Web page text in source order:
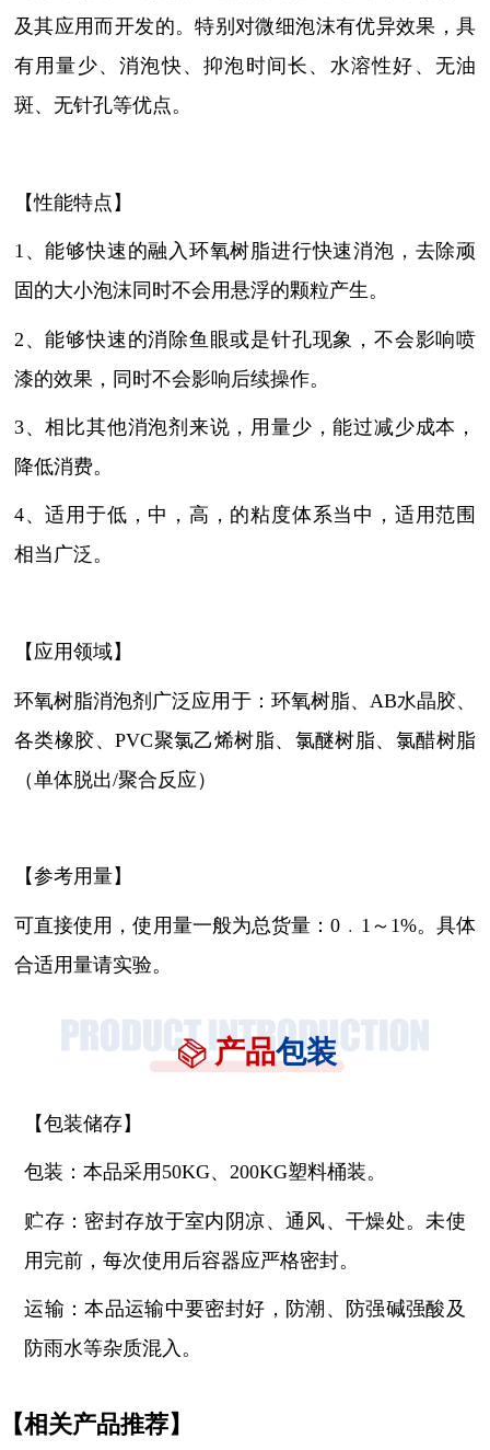
及其应用而开发的。特别对微细泡沫有优异效果，具
有用量少、消泡快、抑泡时间长、水溶性好、无油
斑、无针孔等优点。
【性能特点】
1、能够快速的融入环氧树脂进行快速消泡，去除顽
固的大小泡沫同时不会用悬浮的颗粒产生。
2、能够快速的消除鱼眼或是针孔现象，不会影响喷
漆的效果，同时不会影响后续操作。
3、相比其他消泡剂来说，用量少，能过减少成本，
降低消费。
4、适用于低，中，高，的粘度体系当中，适用范围
相当广泛。
【应用领域】
环氧树脂消泡剂广泛应用于：环氧树脂、 AB水晶胶、
各类橡胶、PVC聚氯乙烯树脂、氯醚树脂、氯醋树脂
（单体脱出/聚合反应）
【参考用量】
可直接使用，使用量一般为总货量：0﹒1～1%。具体
合适用量请实验。
产品包装
【包装储存】
包装：本品采用 50KG、200KG塑料桶装。
贮存：密封存放于室内阴凉、通风、干燥处。未使
用完前，每次使用后容器应严格密封。
运输：本品运输中要密封好，防潮、防强碱强酸及
防雨水等杂质混入。
【相关产品推荐】